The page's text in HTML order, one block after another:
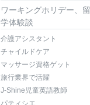
ワーキングホリデー、留
学体験談
介護アシスタント
チャイルドケア
マッサージ資格ゲット
旅行業界で活躍
J-Shine児童英語教師